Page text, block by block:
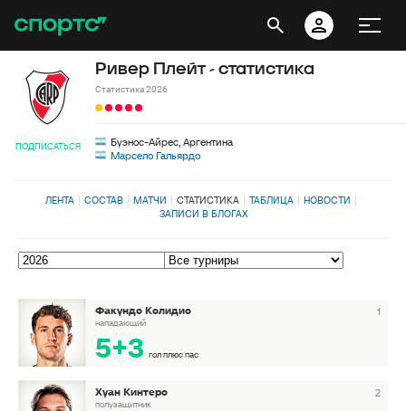
ПОДПИСАТЬСЯ
Ривер Плейт - статистика
Статистика 2026
Буэнос-Айрес, Аргентина
Марсело Гальярдо
ЛЕНТА СОСТАВ МАТЧИ СТАТИСТИКА ТАБЛИЦА
НОВОСТИ
ЗАПИСИ В БЛОГАХ
Факундо Колидио
нападающий
5+3 гол плюс пас
1
Хуан Кинтеро
полузащитник
2